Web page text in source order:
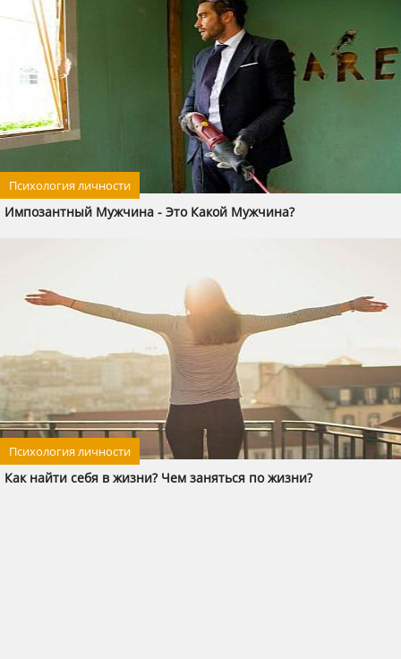
Психология личности
Импозантный Мужчина - Это Какой Мужчина?
Психология личности
Как найти себя в жизни? Чем заняться по жизни?